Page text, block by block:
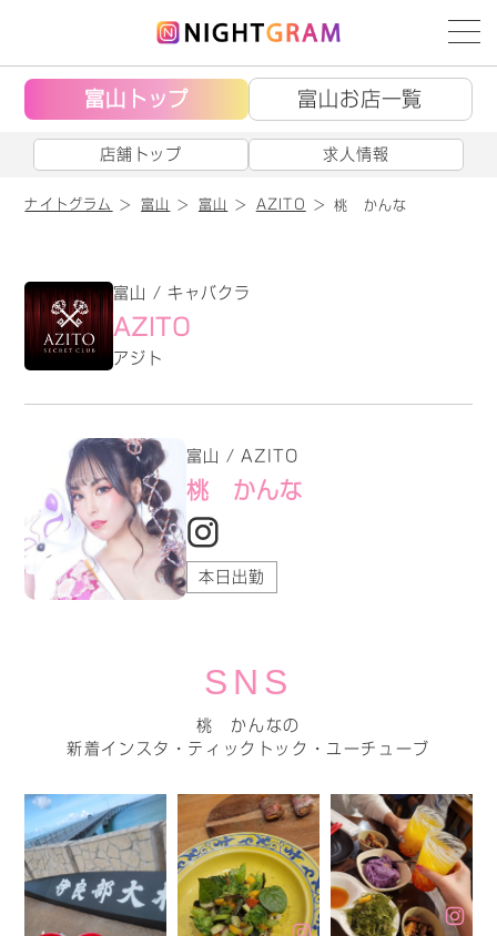
富山トップ 富山お店一覧
店舗トップ 求人情報
ナイトグラム 富山 富山 AZITO 桃 かんな
富山 / キャバクラ
AZITO
アジト
富山 / AZITO
桃 かんな
本日出勤
SNS
桃 かんなの
新着インスタ・ティックトック・ユーチューブ